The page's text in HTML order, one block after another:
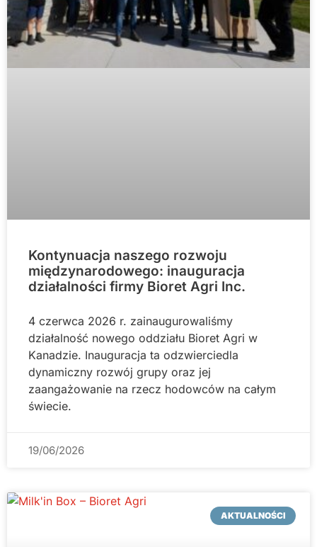
Kontynuacja naszego rozwoju
międzynarodowego: inauguracja
działalności firmy Bioret Agri Inc.
4 czerwca 2026 r. zainaugurowaliśmy
działalność nowego oddziału Bioret Agri w
Kanadzie. Inauguracja ta odzwierciedla
dynamiczny rozwój grupy oraz jej
zaangażowanie na rzecz hodowców na całym
świecie.
19/06/2026
AKTUALNOŚCI